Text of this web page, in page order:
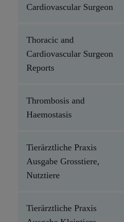
Cardiovascular Surgeon
Thoracic and
Cardiovascular Surgeon
Reports
Thrombosis and
Haemostasis
Tierärztliche Praxis
Ausgabe Grosstiere,
Nutztiere
Tierärztliche Praxis